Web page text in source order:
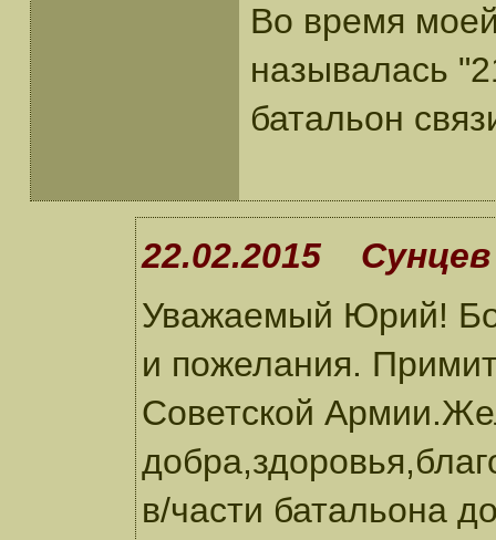
Во время
называлась
батальон
22.02.2015
Уважаемый Юрий!
и пожелания.
Советской
в/части батальона